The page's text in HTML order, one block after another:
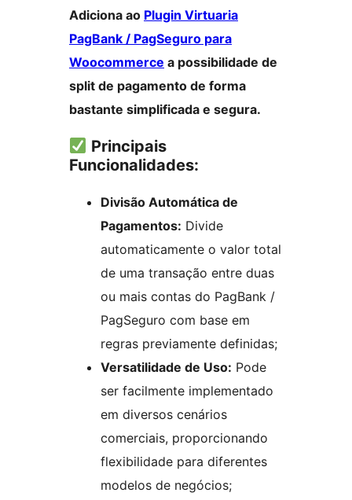
Adiciona ao Plugin Virtuaria
PagBank / PagSeguro para
Woocommerce a possibilidade de
split de pagamento de forma
bastante simplificada e segura.
Principais
Funcionalidades:
Divisão Automática de
Pagamentos: Divide
automaticamente o valor total
de uma transação entre duas
ou mais contas do PagBank /
PagSeguro com base em
regras previamente definidas;
Versatilidade de Uso: Pode
ser facilmente implementado
em diversos cenários
comerciais, proporcionando
flexibilidade para diferentes
modelos de negócios;